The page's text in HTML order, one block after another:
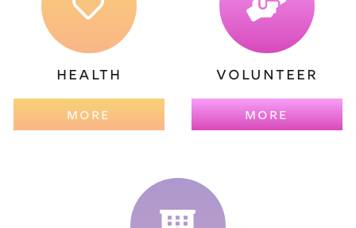
HEALTH
MORE
VOLUNTEER
MORE